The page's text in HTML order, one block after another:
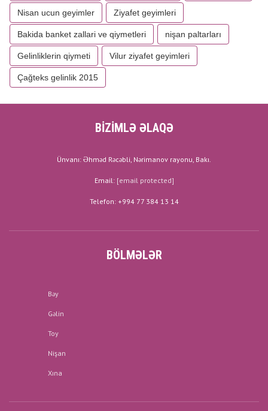
Nisan ucun geyimler Ziyafet geyimleri
Bakida banket zallari ve qiymetleri nişan paltarları
Gelinliklerin qiymeti Vilur ziyafet geyimleri
Çağteks gelinlik 2015
BİZİMLƏ ƏLAQƏ
Ünvanı: Əhməd Rəcəbli, Nərimanov rayonu, Bakı.
Email: [email protected]
Telefon: +994 77 384 13 14
BÖLMƏLƏR
Bəy
Gəlin
Toy
Nişan
Xına